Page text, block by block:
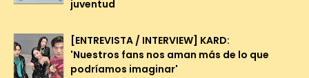
juventud
[ENTREVISTA / INTERVIEW] KARD:
'Nuestros fans nos aman más de lo que
podríamos imaginar'